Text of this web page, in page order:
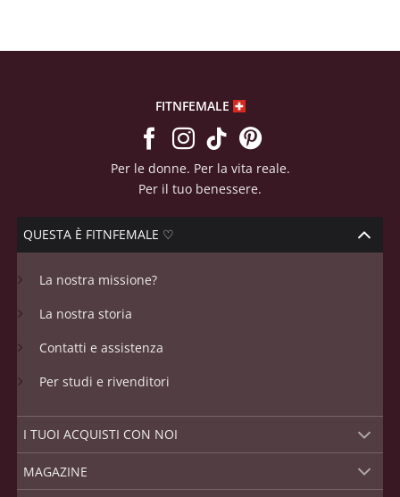
FITNFEMALE
Per le donne. Per la vita reale.
Per il tuo benessere.
QUESTA È FITNFEMALE ♡
La nostra missione?
La nostra storia
Contatti e assistenza
Per studi e rivenditori
I TUOI ACQUISTI CON NOI
MAGAZINE